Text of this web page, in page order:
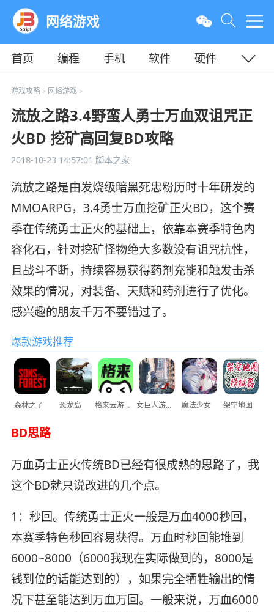
网络游戏
首页 编程 手机 软件
硬件
教程
平面
游戏攻略> 网络游戏>
流放之路3.4野蛮人勇士万血双诅咒正
火BD 挖矿高回复BD攻略
2018-10-23 14:57:01 脚本之家
流放之路是由发烧级暗黑死忠粉历时十年研发的
MMOARPG，3.4勇士万血挖矿正火BD，这个赛
季在传统勇士正火的基础上，依靠本赛季特色内
容化石，针对挖矿怪物绝大多数没有诅咒抗性，
且战斗不断，持续容易获得药剂充能和触发击杀
效果的情况，对装备、天赋和药剂进行了优化。
感兴趣的朋友千万不要错过了。
爆款游戏推荐
森林之子 恐龙岛 格来云游戏 女巨人游乐场 魔法少女 架空地图
BD思路
万血勇士正火传统BD已经有很成熟的思路了，我
这个BD就只说改进的几个点。
1：秒回。传统勇士正火一般是万血4000秒回，
本赛季特色秒回容易获得。万血时秒回能堆到
6000~8000（6000我现在实际做到的，8000是
钱到位的话能达到的），如果完全牺牲输出的情
况下甚至能达到万血万回。一般来说，万血6000